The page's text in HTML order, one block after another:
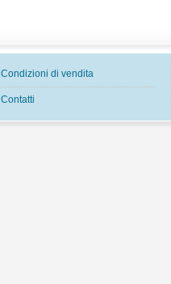
Condizioni di vendita
Contatti